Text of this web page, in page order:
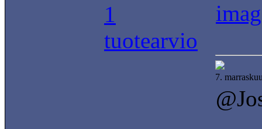
1
tuotearvio
7.